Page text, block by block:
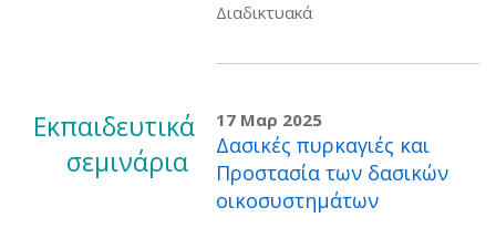
Διαδικτυακά
Εκπαιδευτικά
σεμινάρια
17 Μαρ 2025
Δασικές πυρκαγιές και
Προστασία των δασικών
οικοσυστημάτων